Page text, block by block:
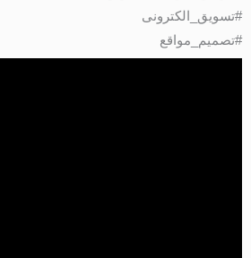
#تسويق_الكترونى
#تصميم_مواقع